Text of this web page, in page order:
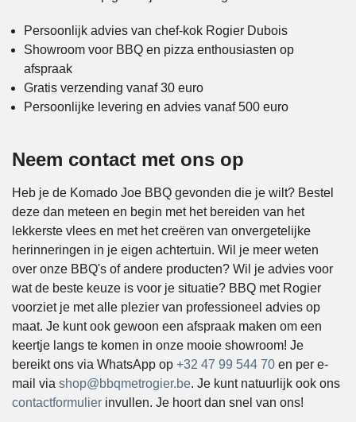
Persoonlijk advies van chef-kok Rogier Dubois
Showroom voor BBQ en pizza enthousiasten op
afspraak
Gratis verzending vanaf 30 euro
Persoonlijke levering en advies vanaf 500 euro
Neem contact met ons op
Heb je de Komado Joe BBQ gevonden die je wilt? Bestel
deze dan meteen en begin met het bereiden van het
lekkerste vlees en met het creëren van onvergetelijke
herinneringen in je eigen achtertuin. Wil je meer weten
over onze BBQ's of andere producten? Wil je advies voor
wat de beste keuze is voor je situatie? BBQ met Rogier
voorziet je met alle plezier van professioneel advies op
maat. Je kunt ook gewoon een afspraak maken om een
keertje langs te komen in onze mooie showroom! Je
bereikt ons via WhatsApp op +32 47 99 544 70 en per e-
mail via shop@bbqmetrogier.be. Je kunt natuurlijk ook ons
contactformulier invullen. Je hoort dan snel van ons!